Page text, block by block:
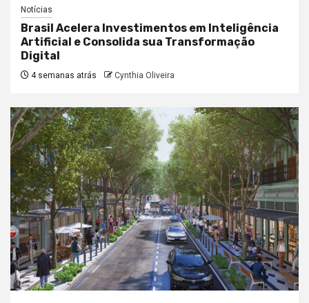
Notícias
Brasil Acelera Investimentos em Inteligência
Artificial e Consolida sua Transformação
Digital
4 semanas atrás Cynthia Oliveira